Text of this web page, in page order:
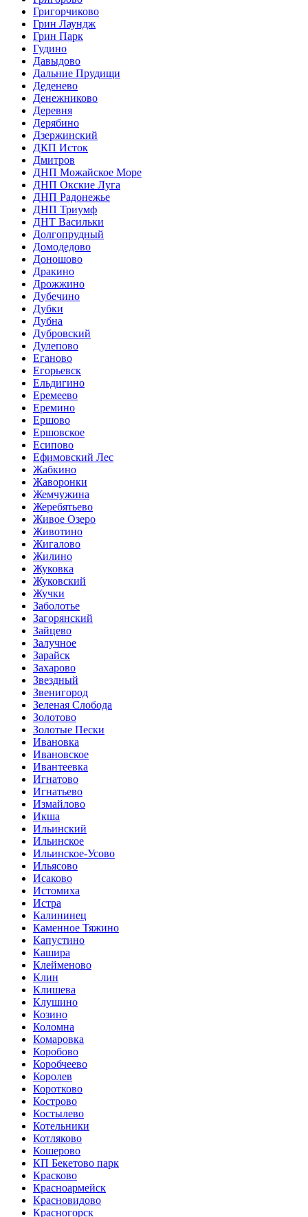
Григорчиково
Грин Лаундж
Грин Парк
Гудино
Давыдово
Дальние Прудищи
Деденево
Денежниково
Деревня
Дерябино
Дзержинский
ДКП Исток
Дмитров
ДНП Можайское Море
ДНП Окские Луга
ДНП Радонежье
ДНП Триумф
ДНТ Васильки
Долгопрудный
Домодедово
Доношово
Дракино
Дрожжино
Дубечино
Дубки
Дубна
Дубровский
Дулепово
Еганово
Егорьевск
Ельдигино
Еремеево
Еремино
Ершово
Ершовское
Есипово
Ефимовский Лес
Жабкино
Жаворонки
Жемчужина
Жеребятьево
Живое Озеро
Животино
Жигалово
Жилино
Жуковка
Жуковский
Жучки
Заболотье
Загорянский
Зайцево
Залучное
Зарайск
Захарово
Звездный
Звенигород
Зеленая Слобода
Золотово
Золотые Пески
Ивановка
Ивановское
Ивантеевка
Игнатово
Игнатьево
Измайлово
Икша
Ильинский
Ильинское
Ильинское-Усово
Ильясово
Исаково
Истомиха
Истра
Калининец
Каменное Тяжино
Капустино
Кашира
Клейменово
Клин
Клишева
Клушино
Козино
Коломна
Комаровка
Коробово
Коробчеево
Королев
Коротково
Кострово
Костылево
Котельники
Котляково
Кошерово
КП Бекетово парк
Красково
Красноармейск
Красновидово
Красногорск